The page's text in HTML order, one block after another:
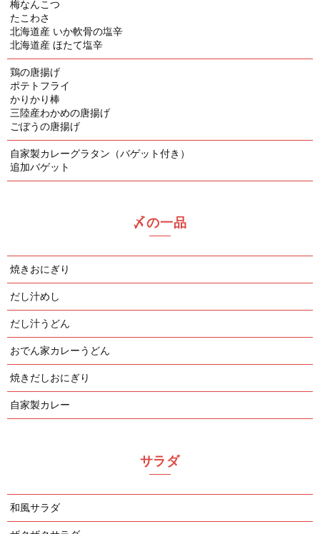
梅なんこつ
たこわさ
北海道産 いか軟骨の塩辛
北海道産 ほたて塩辛
鶏の唐揚げ
ポテトフライ
かりかり棒
三陸産わかめの唐揚げ
ごぼうの唐揚げ
自家製カレーグラタン（バゲット付き）
追加バゲット
〆の一品
焼きおにぎり
だし汁めし
だし汁うどん
おでん家カレーうどん
焼きだしおにぎり
自家製カレー
サラダ
和風サラダ